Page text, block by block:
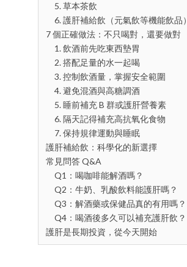
5. 草本茶飲
6. 護肝補給飲（元氣飲等機能飲品）
7 個正確做法：不只喝對，還要做對
1. 飲酒前先吃東西墊胃
2. 搭配足量的水一起喝
3. 控制飲酒量，掌握安全範圍
4. 避免混酒與高糖調酒
5. 睡前補充 B 群或護肝營養素
6. 隔天記得補充高抗氧化食物
7. 保持規律運動與睡眠
護肝補給飲：科學化的新選擇
常見問答 Q&A
Q1：喝咖啡能解酒嗎？
Q2：牛奶、乳酸飲料能護肝嗎？
Q3：解酒藥或保健品真的有用嗎？
Q4：喝酒後多久可以補充護肝飲？
護肝是長期投資，從今天開始